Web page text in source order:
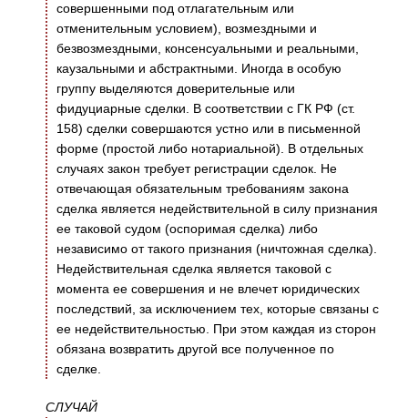
совершенными под отлагательным или
отменительным условием), возмездными и
безвозмездными, консенсуальными и реальными,
каузальными и абстрактными. Иногда в особую
группу выделяются доверительные или
фидуциарные сделки. В соответствии с ГК РФ (ст.
158) сделки совершаются устно или в письменной
форме (простой либо нотариальной). В отдельных
случаях закон требует регистрации сделок. Не
отвечающая обязательным требованиям закона
сделка является недействительной в силу признания
ее таковой судом (оспоримая сделка) либо
независимо от такого признания (ничтожная сделка).
Недействительная сделка является таковой с
момента ее совершения и не влечет юридических
последствий, за исключением тех, которые связаны с
ее недействительностью. При этом каждая из сторон
обязана возвратить другой все полученное по
сделке.
СЛУЧАЙ